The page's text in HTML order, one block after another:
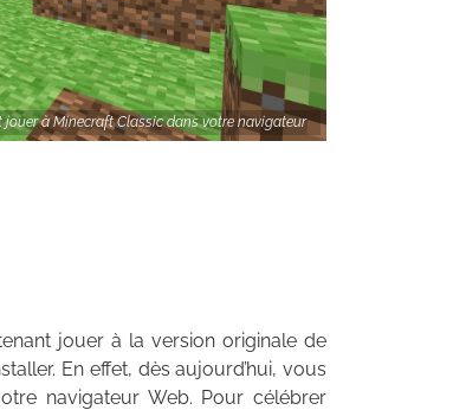
à Minecraft Classic dans votre navigateur
jouer à la version originale de
En effet, dès aujourd’hui, vous
navigateur Web. Pour célébrer